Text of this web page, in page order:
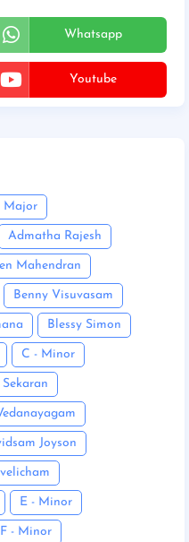
Whatsapp
Youtube
Major
Admatha Rajesh
Mahendran
Benny Visuvasam
Blessy Simon
C - Minor
Joyson
E - Minor
F - Minor